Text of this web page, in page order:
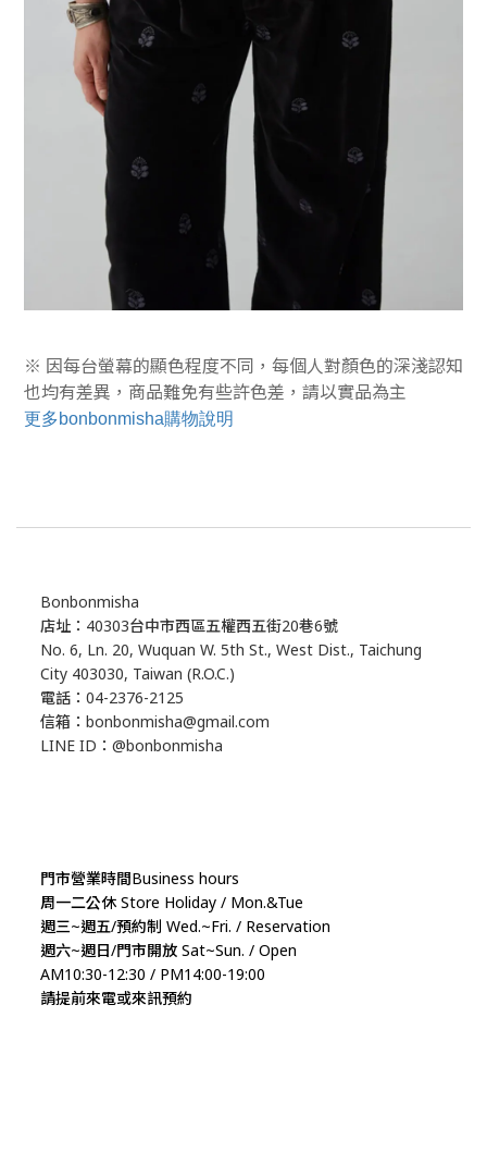
※ 因每台螢幕的顯色程度不同，每個人對顏色的深淺認知
也均有差異，商品難免有些許色差， 請以實品為主
更多bonbonmisha購物說明
Bonbonmisha
店址：40303台中市西區五權西五街20巷6號
No. 6, Ln. 20, Wuquan W. 5th St., West Dist., Taichung
City 403030, Taiwan (R.O.C.)
電話：04-2376-2125
信箱：bonbonmisha@gmail.com
LINE ID：@bonbonmisha
門市營業時間Business hours
周一二公休 Store Holiday / Mon.&Tue
週三~週五/預約制 Wed.~Fri. / Reservation
週六~週日/門市開放 Sat~Sun. / Open
AM10:30-12:30 / PM14:00-19:00
請提前來電或來訊預約